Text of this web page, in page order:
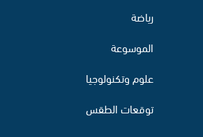
رياضة
الموسوعة
علوم وتكنولوجيا
توقعات الطقس